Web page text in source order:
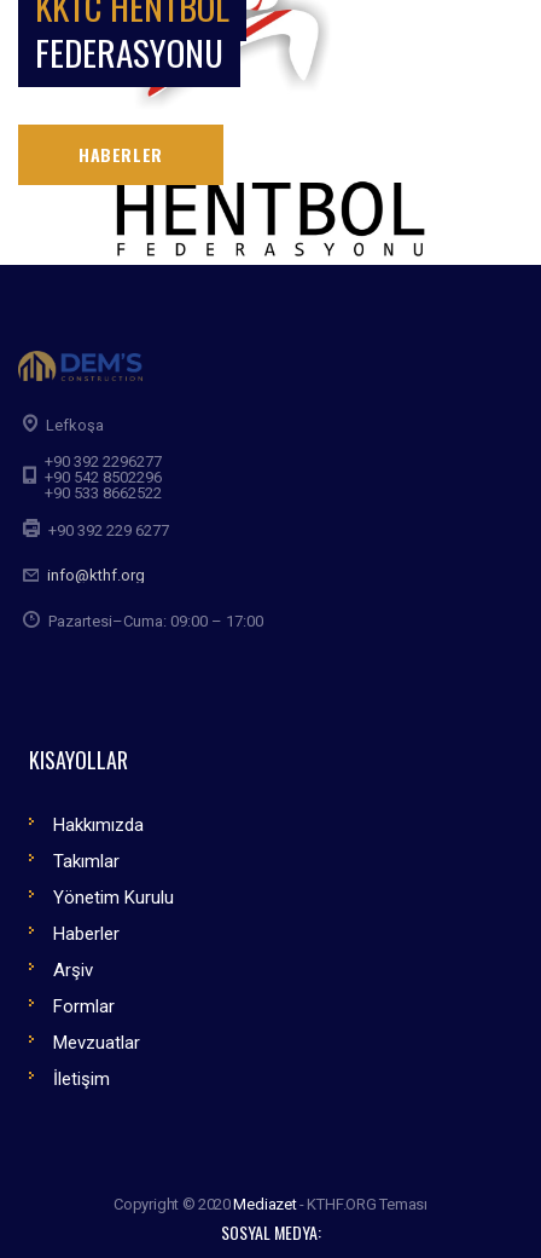
FEDERASYONU
HABERLER
Lefkoşa
+90 392 2296277
+90 542 8502296
+90 533 8662522
+90 392 229 6277
info@kthf.org
Pazartesi–Cuma: 09:00 – 17:00
KISAYOLLAR
Hakkımızda
Takımlar
Yönetim Kurulu
Haberler
Arşiv
Formlar
Mevzuatlar
İletişim
Copyright © 2020Mediazet- KTHF.ORG Teması
SOSYAL MEDYA: